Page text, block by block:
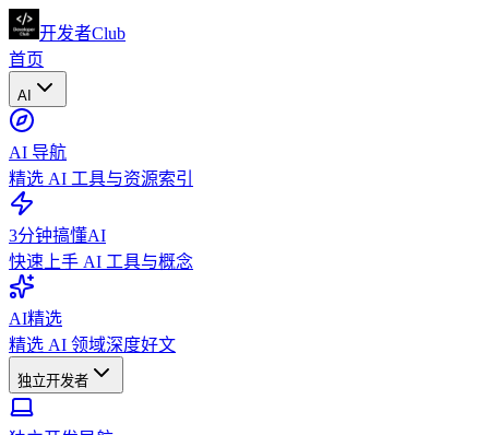
开发者Club
首页
AI
AI 导航
精选 AI 工具与资源索引
3分钟搞懂AI
快速上手 AI 工具与概念
AI精选
精选 AI 领域深度好文
独立开发者